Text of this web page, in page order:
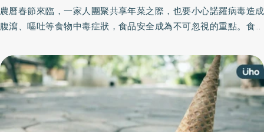
農曆春節來臨，一家人團聚共享年菜之際，也要小心諾羅病毒造成
腹瀉、嘔吐等食物中毒症狀，食品安全成為不可忽視的重點。食品
生，同時遵循「5要2不」原則，做好食材選購、烹調與保存，確保
家人吃得健康、安心過年。